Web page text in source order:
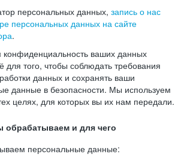
персональных данных, запись о нас
персональных данных на сайте
.
ваших данных
для того, чтобы соблюдать требования
данных и сохранять ваши
данные в безопасности. Мы используем
целях, для которых вы их нам передали.
обрабатываем и для чего
персональные данные: